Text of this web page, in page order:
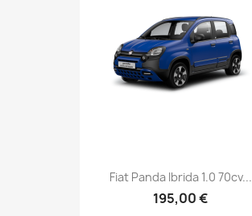
Fiat Panda Ibrida 1.0 70cv...
195,00 €